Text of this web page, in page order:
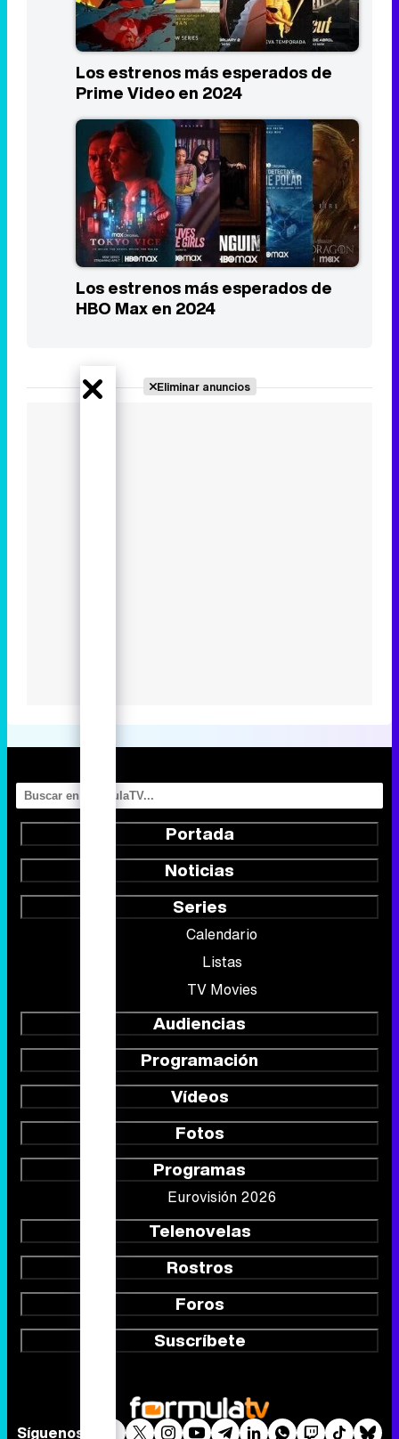
Los estrenos más esperados de
Prime Video en 2024
Los estrenos más esperados de
HBO Max en 2024
Eliminar anuncios
Portada
Noticias
Series
Calendario
Listas
TV Movies
Audiencias
Programación
Vídeos
Fotos
Programas
Eurovisión 2026
Telenovelas
Rostros
Foros
Suscríbete
Síguenos